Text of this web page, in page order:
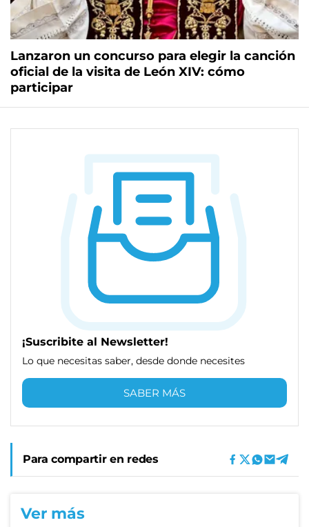
Lanzaron un concurso para elegir la canción
oficial de la visita de León XIV: cómo
participar
¡Suscribite al Newsletter!
Lo que necesitas saber, desde donde necesites
SABER MÁS
Para compartir en redes
Ver más